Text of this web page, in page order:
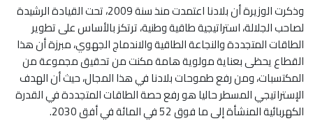
وذكرت الوزيرة أن بلادنا اعتمدت منذ سنة 2009، تحت القيادة الرشيدة
لصاحب الجلالة، استراتيجية طاقية وطنية، ترتكز بالأساس على تطوير
الطاقات المتجددة والنجاعة الطاقية والاندماج الجهوي، مبرزة أن هذا
القطاع يحظى بعناية مولوية هامة مكنت من تحقيق مجموعة من
المكتسبات، ومن رفع طموحات بلادنا في هذا المجال، حيث أن الهدف
الإستراتيجي المسطر حاليا هو رفع حصة الطاقات المتجددة في القدرة
الكهربائية المنشأة إلى ما فوق 52 في المائة في أفق 2030.